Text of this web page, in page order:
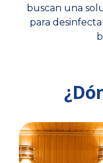
buscan una
para